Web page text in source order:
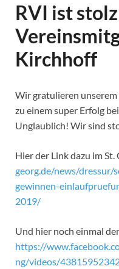
RVI ist
Kirchhoff
Wir gratulieren
zu einem super Erfolg
Unglaublich! Wir sind
Hier der Link dazu im St.
georg.de/news/
gewinnen-
2019/
Und hier noch einmal
https://
ng/videos/